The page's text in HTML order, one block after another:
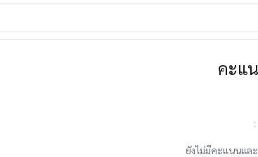
คะแ
ยังไม่มีคะแนนแล